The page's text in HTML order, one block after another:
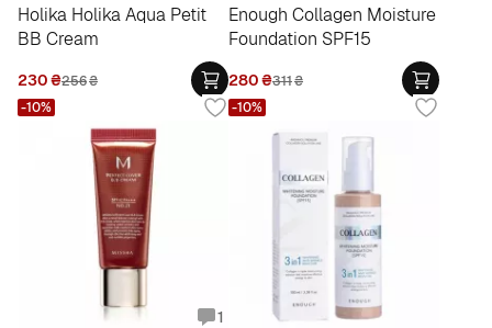
Holika Holika Aqua Petit
BB Cream
230₴256₴
Enough Collagen Moisture
Foundation SPF15
280₴311₴
1
-10% -10%